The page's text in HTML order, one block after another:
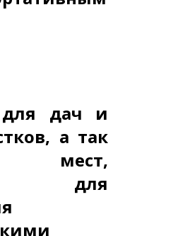
для дач и
а так
мест,
для